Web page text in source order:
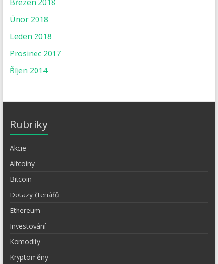
Březen 2018
Únor 2018
Leden 2018
Prosinec 2017
Říjen 2014
Rubriky
Akcie
Altcoiny
Bitcoin
Dotazy čtenářů
Ethereum
Investování
Komodity
Kryptoměny